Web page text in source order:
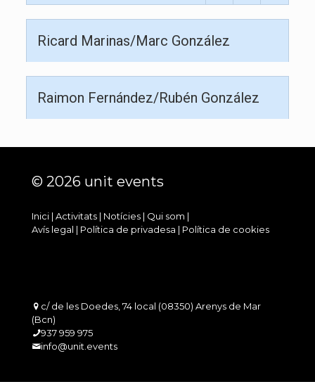
Ricard Marinas/Marc González
Raimon Fernández/Rubén González
© 2026 unit events
Inici | Activitats | Notícies | Qui som |
Avís legal | Política de privadesa | Política de cookies
c/ de les Doedes, 74 local (08350) Arenys de Mar
(Bcn)
937 959 975
info@unit.events